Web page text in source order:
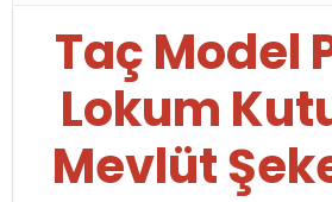
Taç Model
Lokum
Mevlüt